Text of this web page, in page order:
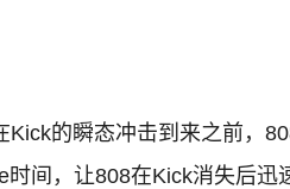
的瞬态冲击到来之前，
间，让808在Kick消失后